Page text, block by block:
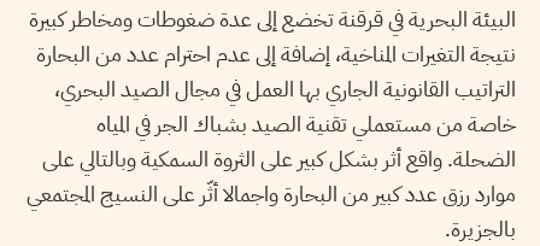
البيئة البحرية في قرقنة تخضع إلى عدة ضغوطات ومخاطر كبيرة
نتيجة التغيرات المناخية، إضافة إلى عدم احترام عدد من البحارة
التراتيب القانونية الجاري بها العمل في مجال الصيد البحري،
خاصة من مستعملي تقنية الصيد بشباك الجر في المياه
الضحلة. واقع أثر بشكل كبير على الثروة السمكية وبالتالي على
موارد رزق عدد كبير من البحارة واجمالا أثّر على النسيج المجتمعي
بالجزيرة.